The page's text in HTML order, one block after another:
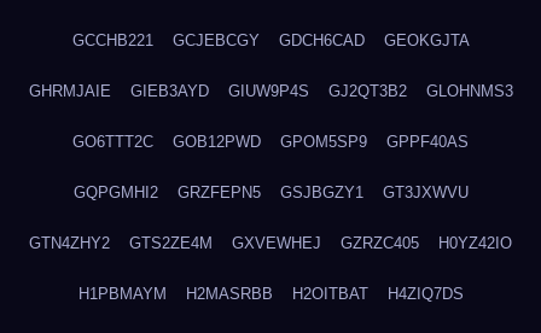
GCCHB221 GCJEBCGY GDCH6CAD GEOKGJTA
GHRMJAIE GIEB3AYD GIUW9P4S GJ2QT3B2 GLOHNMS3
GO6TTT2C GOB12PWD GPOM5SP9 GPPF40AS
GQPGMHI2 GRZFEPN5 GSJBGZY1 GT3JXWVU
GTN4ZHY2 GTS2ZE4M GXVEWHEJ GZRZC405 H0YZ42IO
H1PBMAYM H2MASRBB H2OITBAT H4ZIQ7DS